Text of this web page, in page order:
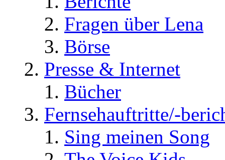
Fragen über Lena
Börse
Presse & Internet
Bücher
Fernsehauftritte/-
Sing meinen Song